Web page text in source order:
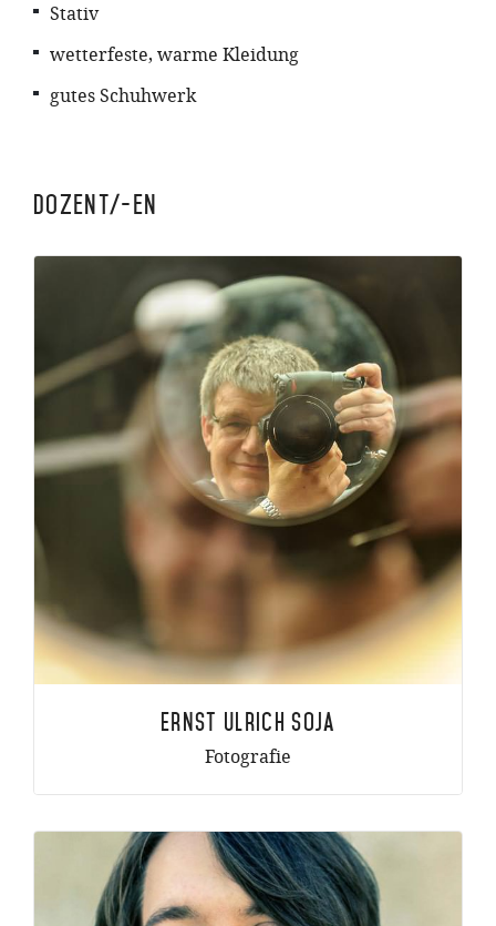
Stativ
wetterfeste, warme Kleidung
gutes Schuhwerk
Dozent/-en
Ernst Ulrich Soja
Fotografie